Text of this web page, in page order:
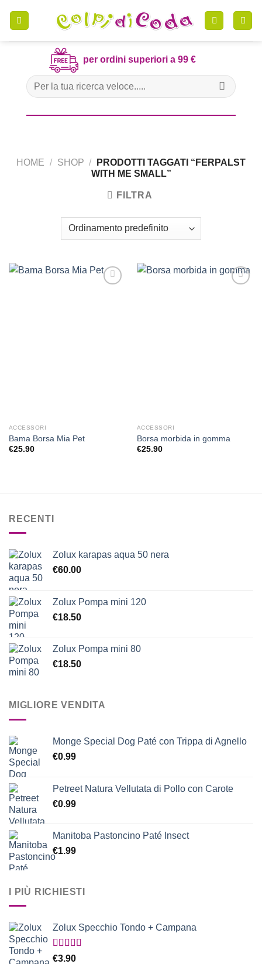
per ordini superiori a 99 €
Cerca:
HOME / SHOP /
PRODOTTI TAGGATI “FERPALST
WITH ME SMALL”
FILTRA
ACCESSORI
Bama Borsa Mia Pet
€25.90
ACCESSORI
Borsa morbida in gomma
€25.90
RECENTI
Zolux karapas aqua 50 nera
€60.00
Zolux Pompa mini 120
€18.50
Zolux Pompa mini 80
€18.50
MIGLIORE VENDITA
Monge Special Dog Paté con Trippa di Agnello
€0.99
Petreet Natura Vellutata di Pollo con Carote
€0.99
Manitoba Pastoncino Paté Insect
€1.99
I PIÙ RICHIESTI
Zolux Specchio Tondo + Campana
Valutato
€3.90